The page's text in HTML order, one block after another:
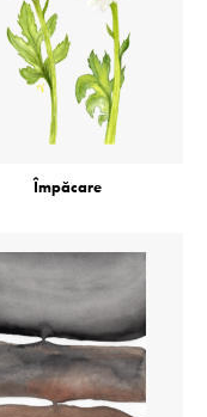
Împăcare